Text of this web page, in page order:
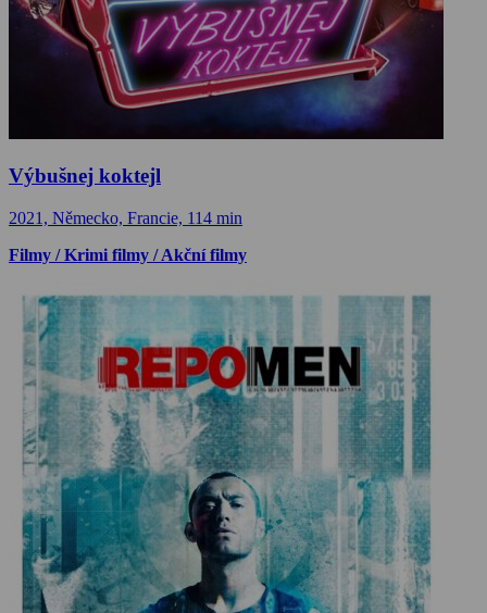
Výbušnej koktejl
2021, Německo, Francie, 114 min
Filmy / Krimi filmy / Akční filmy